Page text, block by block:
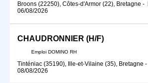
Broons (22250), Côtes-d'Armor (22), Bretagne -
06/08/2026
CHAUDRONNIER (H/F)
Emploi DOMINO RH
Tinténiac (35190), Ille-et-Vilaine (35), Bretagne -
08/08/2026